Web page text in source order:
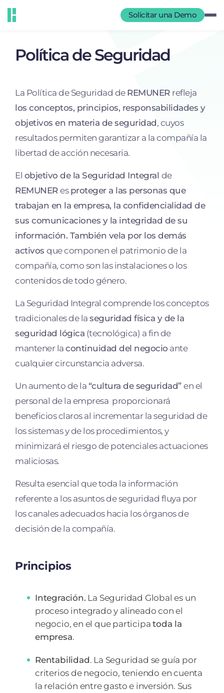
Solicitar una Demo
Política de Seguridad
La Política de Seguridad de REMUNER refleja
los conceptos, principios, responsabilidades y
objetivos en materia de seguridad, cuyos
resultados permiten garantizar a la compañía la
libertad de acción necesaria.
El objetivo de la Seguridad Integral de
REMUNER es proteger a las personas que
trabajan en la empresa, la confidencialidad de
sus comunicaciones y la integridad de su
información. También vela por los demás
activos que componen el patrimonio de la
compañía, como son las instalaciones o los
contenidos de todo género.
La Seguridad Integral comprende los conceptos
tradicionales de la seguridad física y de la
seguridad lógica (tecnológica) a fin de
mantener la continuidad del negocio ante
cualquier circunstancia adversa.
Un aumento de la “cultura de seguridad” en el
personal de la empresa proporcionará
beneficios claros al incrementar la seguridad de
los sistemas y de los procedimientos, y
minimizará el riesgo de potenciales actuaciones
maliciosas.
Resulta esencial que toda la información
referente a los asuntos de seguridad fluya por
los canales adecuados hacia los órganos de
decisión de la compañía.
Principios
Integración. La Seguridad Global es un
proceso integrado y alineado con el
negocio, en el que participatoda la
empresa.
Rentabilidad. La Seguridad se guía por
criterios de negocio, teniendo en cuenta
la relación entre gasto e inversión. Sus